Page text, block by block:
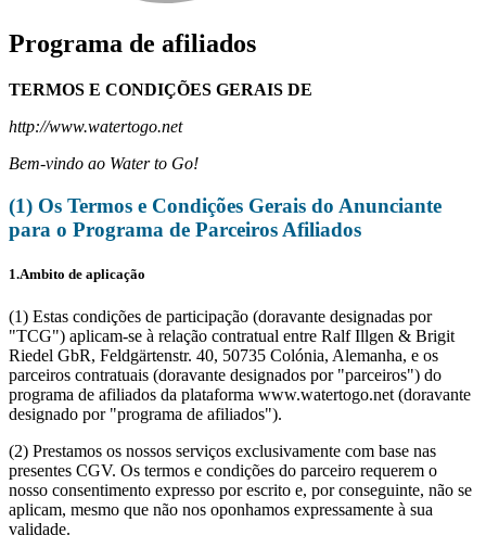
Programa de afiliados
TERMOS E CONDIÇÕES GERAIS DE
http://www.watertogo.net
Bem-vindo ao Water to Go!
(1) Os Termos e Condições Gerais do Anunciante
para o Programa de Parceiros Afiliados
1.Ambito de aplicação
(1) Estas condições de participação (doravante designadas por
"TCG") aplicam-se à relação contratual entre Ralf Illgen & Brigit
Riedel GbR, Feldgärtenstr. 40, 50735 Colónia, Alemanha, e os
parceiros contratuais (doravante designados por "parceiros") do
programa de afiliados da plataforma www.watertogo.net (doravante
designado por "programa de afiliados").
(2) Prestamos os nossos serviços exclusivamente com base nas
presentes CGV. Os termos e condições do parceiro requerem o
nosso consentimento expresso por escrito e, por conseguinte, não se
aplicam, mesmo que não nos oponhamos expressamente à sua
validade.